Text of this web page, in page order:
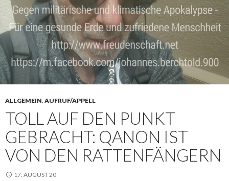
ALLGEMEIN, AUFRUF/APPELL
TOLL AUF DEN PUNKT
GEBRACHT: QANON IST
VON DEN RATTENFÄNGERN
17. AUGUST 20